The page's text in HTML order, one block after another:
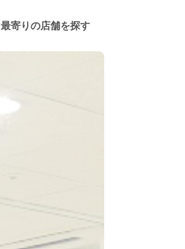
最寄りの店舗を探す